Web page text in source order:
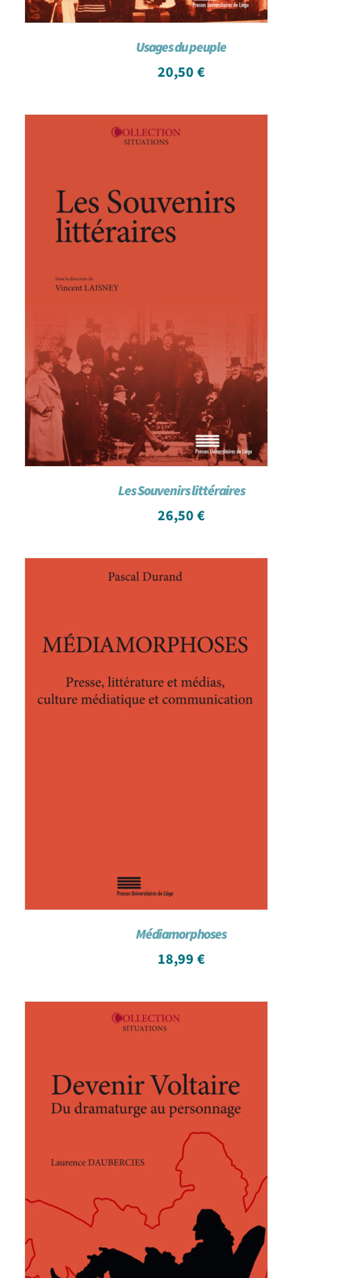
Usages du peuple
20,50 €
Les Souvenirs littéraires
26,50 €
Médiamorphoses
18,99 €